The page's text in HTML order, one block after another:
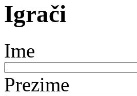
Igrači
Ime
Prezime